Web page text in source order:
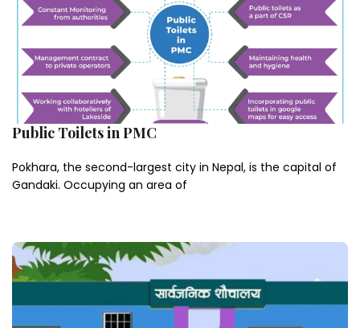
Public Toilets in PMC
Pokhara, the second-largest city in Nepal, is the capital of
Gandaki. Occupying an area of